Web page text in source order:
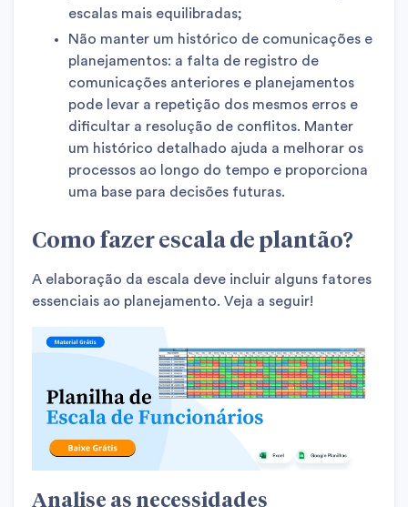
escalas mais equilibradas;
Não manter um histórico de comunicações e
planejamentos: a falta de registro de
comunicações anteriores e planejamentos
pode levar a repetição dos mesmos erros e
dificultar a resolução de conflitos. Manter
um histórico detalhado ajuda a melhorar os
processos ao longo do tempo e proporciona
uma base para decisões futuras.
Como fazer escala de plantão?
A elaboração da escala deve incluir alguns fatores
essenciais ao planejamento. Veja a seguir!
Analise as necessidades